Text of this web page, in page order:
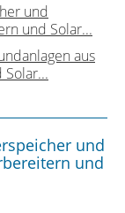
und
und Solar...
aus
und
und